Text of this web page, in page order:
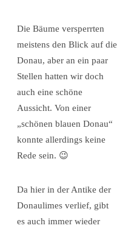
Die Bäume versperrten
meistens den Blick auf die
Donau, aber an ein paar
Stellen hatten wir doch
auch eine schöne
Aussicht. Von einer
„schönen blauen Donau“
konnte allerdings keine
Rede sein. 😉
Da hier in der Antike der
Donaulimes verlief, gibt
es auch immer wieder